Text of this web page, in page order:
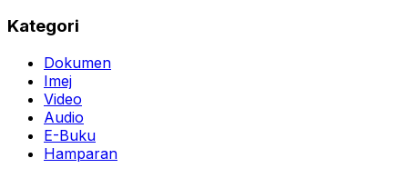
Kategori
Dokumen
Imej
Video
Audio
E-Buku
Hamparan